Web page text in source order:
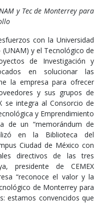
y Tec de Monterrey para
con la Universidad
y el Tecnológico de
de Investigación y
en solucionar las
la empresa para ofrecer
y sus grupos de
se integra al Consorcio de
y Emprendimiento
de un “memorándum de
en la Biblioteca del
Ciudad de México con
directivos de las tres
presidente de CEMEX
“reconoce el valor y la
de Monterrey para
estamos convencidos que